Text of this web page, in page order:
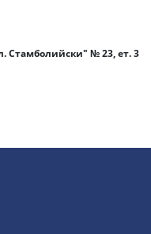
Стамболийски" № 23, ет. 3